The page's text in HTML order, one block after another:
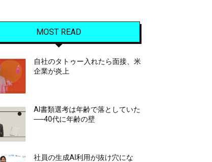
MOST READ
自社のタトゥー入れたら面接、米
企業が炎上
AI書類選考は年齢で落としていた
──40代に年齢の壁
社員の生成AI利用が抜け穴にな